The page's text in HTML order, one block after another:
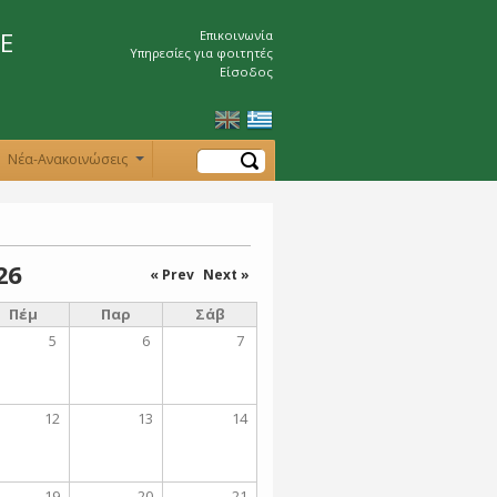
Επικοινωνία
Υπηρεσίες για φοιτητές
Είσοδος
Νέα-Ανακοινώσεις Αναζήτηση
« Prev Next »
Πέμ Παρ
Σάβ
5 6 7
12 13 14